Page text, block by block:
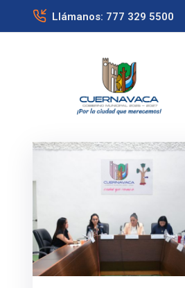
Llámanos: 777 329 5500